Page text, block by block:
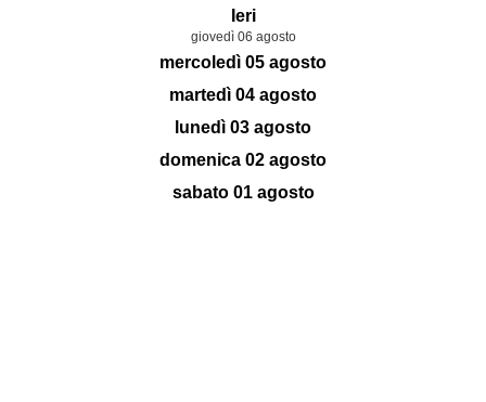
Ieri
giovedì 06 agosto
mercoledì 05 agosto
martedì 04 agosto
lunedì 03 agosto
domenica 02 agosto
sabato 01 agosto